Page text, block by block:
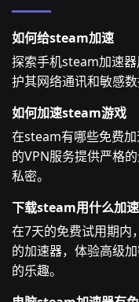
如何给steam加速
探索手机steam加速
护其网络通讯和敏感
如何加速steam游戏
在steam有哪些免费
的VPN服务提供严格
私密。
下载steam用什么加
在7天的免费试用期内
的加速器，体验高级
的乐趣。